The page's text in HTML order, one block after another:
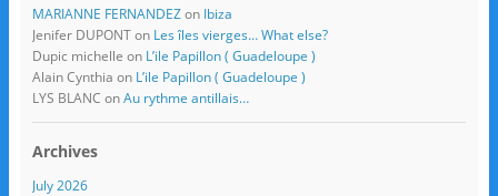
MARIANNE FERNANDEZon Ibiza
Jenifer DUPONTon Les îles vierges… What else?
Dupic michelle on L’ile Papillon ( Guadeloupe )
Alain Cynthia on L’ile Papillon ( Guadeloupe )
LYS BLANC onAu rythme antillais…
Archives
July 2026